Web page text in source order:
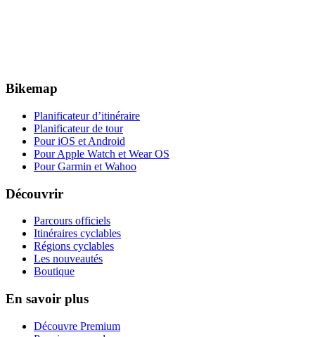
Bikemap
Planificateur d’itinéraire
Planificateur de tour
Pour iOS et Android
Pour Apple Watch et Wear OS
Pour Garmin et Wahoo
Découvrir
Parcours officiels
Itinéraires cyclables
Régions cyclables
Les nouveautés
Boutique
En savoir plus
Découvre Premium